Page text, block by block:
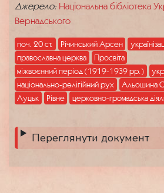
Джерело: Національна бібліотека
Вернадського
поч. 20 ст. Річинський Арсен
православна церква
Просвіта
міжвоєнний період (1919-1939 рр.)
національно-релігійний рух
Альошина
Луцьк
Рівне церковно-громадська
Переглянути документ